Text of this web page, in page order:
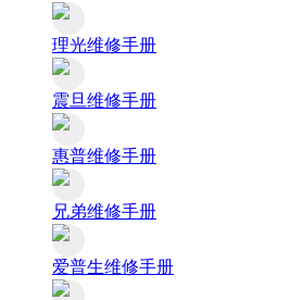
理光维修手册
震旦维修手册
惠普维修手册
兄弟维修手册
爱普生维修手册